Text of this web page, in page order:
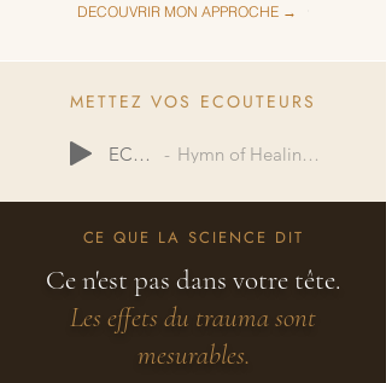
DECOUVRIR MON APPROCHE →
METTEZ VOS ECOUTEURS
ECOUTER Hymn of Healing - Beautiful Chorus
CE QUE LA SCIENCE DIT
Ce n'est pas dans votre tête.
Les effets du trauma sont
mesurables.